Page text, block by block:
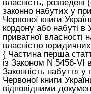
власність,
законно набутих у
Червоної книги
кордону або набуті в
приватної власності
власністю
{ Частина перша
із Законом N 5456-VI
Законність набуття у
Червоної книги
відповідними